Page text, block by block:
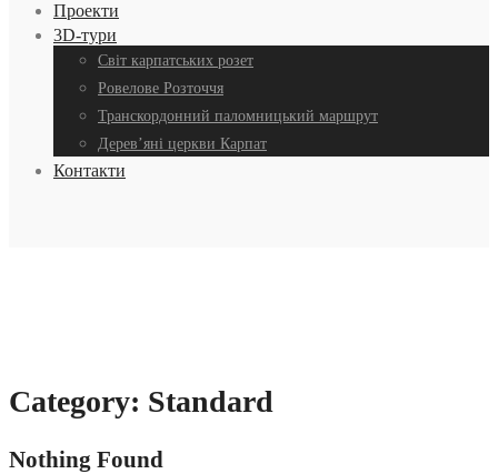
Проекти
3D-тури
Світ карпатських розет
Ровелове Розточчя
Транскордонний паломницький маршрут
Дерев’яні церкви Карпат
Контакти
Category: Standard
Nothing Found